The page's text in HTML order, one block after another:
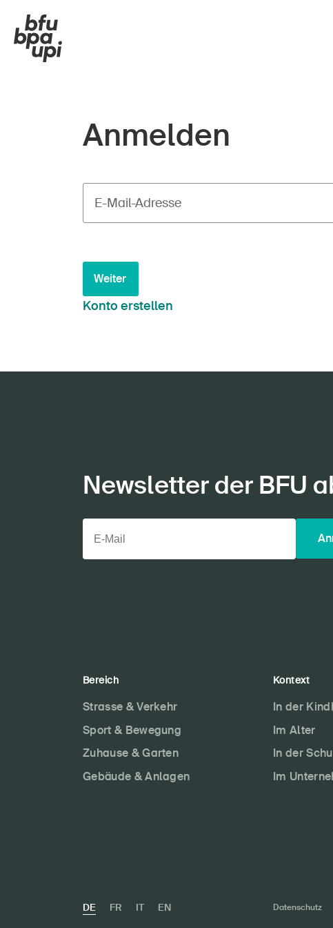
Anmelden
E-Mail-Adresse
Weiter
Konto erstellen
Newsletter der BFU
Bereich
Strasse & Verkehr
Sport & Bewegung
Zuhause & Garten
Gebäude & Anlagen
Kontext
In der
Im Alter
In der
Im
DE FR IT EN Datenschutz